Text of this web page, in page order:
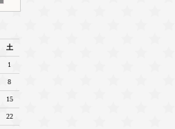
土
1
8
15
22